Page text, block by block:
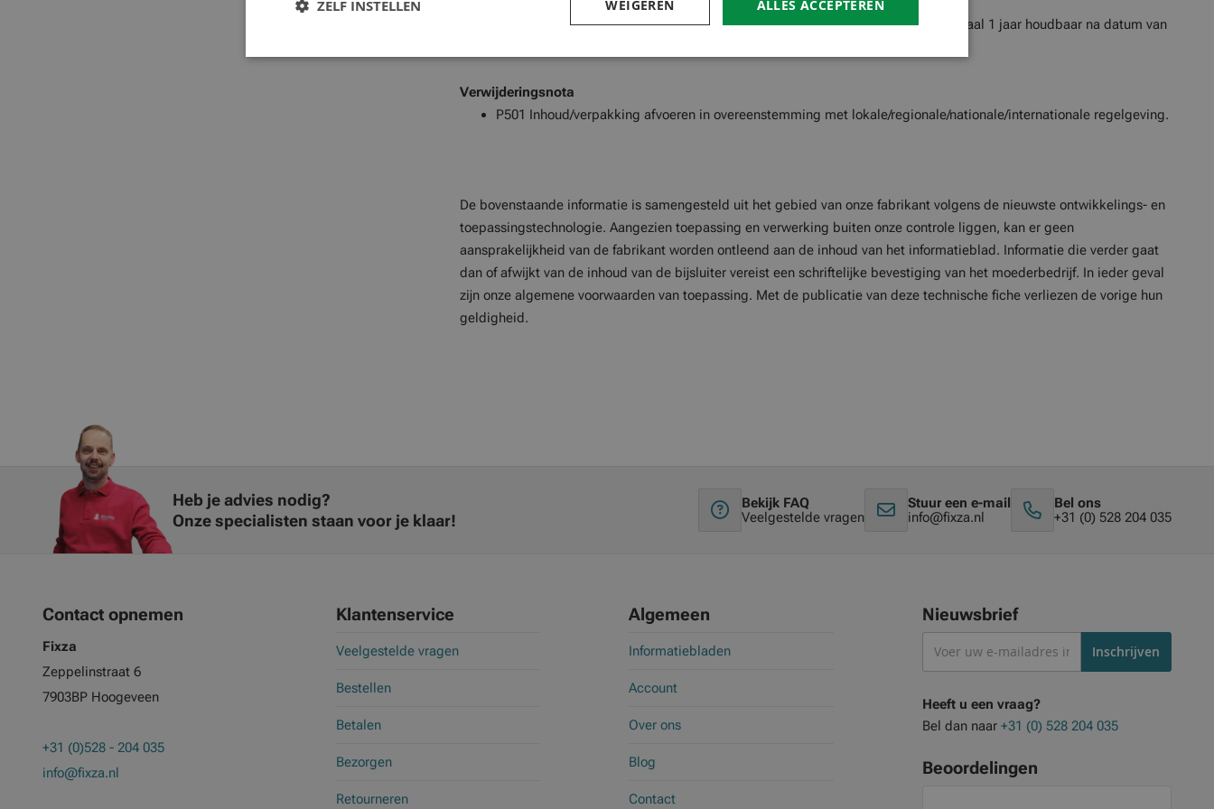
Koel, droog en vorstvrij opgeslagen in de gesloten originele verpakking, minimaal 1 jaar houdbaar na datum van
Verwijderingsnota
P501 Inhoud/verpakking afvoeren in overeenstemming met lokale/regionale/nationale/internationale regelgeving.
De bovenstaande informatie is samengesteld uit het gebied van onze fabrikant volgens de nieuwste ontwikkelings- en
toepassingstechnologie. Aangezien toepassing en verwerking buiten onze controle liggen, kan er geen
aansprakelijkheid van de fabrikant worden ontleend aan de inhoud van het informatieblad. Informatie die verder gaat
dan of afwijkt van de inhoud van de bijsluiter vereist een schriftelijke bevestiging van het moederbedrijf. In ieder geval
zijn onze algemene voorwaarden van toepassing. Met de publicatie van deze technische fiche verliezen de vorige hun
geldigheid.
Heb je advies nodig?
Onze specialisten staan voor je klaar!
Bekijk FAQ
Veelgestelde vragen
Stuur een e-mail
info@fixza.nl
Bel ons
+31 (0) 528 204 035
Contact opnemen
Fixza
Zeppelinstraat 6
7903BP Hoogeveen
+31 (0)528 - 204 035
info@fixza.nl
Klantenservice
Veelgestelde vragen
Bestellen
Betalen
Bezorgen
Retourneren
Algemeen
Informatiebladen
Account
Over ons
Blog
Contact
Nieuwsbrief
onze
nieuwsbrief
Inschrijven
Heeft u een vraag?
Bel dan naar +31 (0) 528 204 035
Beoordelingen
ALLES ACCEPTEREN
WEIGEREN
ZELF INSTELLEN